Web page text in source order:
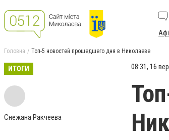
Головна Топ-5 новостей прошедшего дня в Николаеве
ИТОГИ
Снежана Ракчеева
08:31, 16